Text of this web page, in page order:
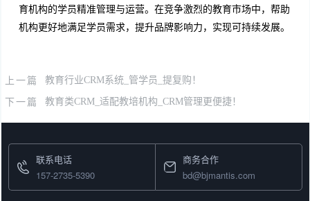
育机构的学员精准管理与运营。在竞争激烈的教育市场中，帮助
机构更好地满足学员需求，提升品牌影响力，实现可持续发展。
上一篇 教育行业CRM系统_管学员_提复购！
下一篇 教育类CRM_适配教培机构_CRM管理更便捷！
联系电话
157-2735-5390
商务合作
bd@bjmantis.com